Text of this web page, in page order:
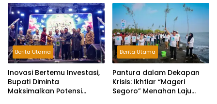
Warga Poris
Berita Utama
Inovasi Bertemu Investasi,
Bupati Diminta
Maksimalkan Potensi
Berita Utama
Pantura dalam Dekapan
Krisis: Ikhtiar “Mageri
Segoro” Menahan Laju